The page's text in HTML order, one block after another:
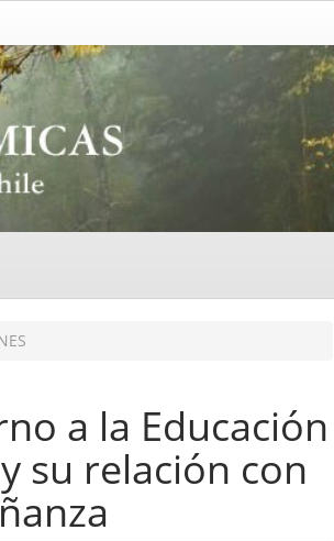
a la Educación
su relación con